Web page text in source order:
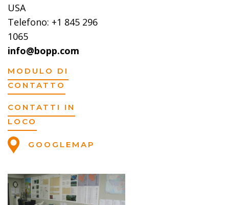
USA
Telefono: +1 845 296
1065
info@bopp.com
MODULO DI
CONTATTO
CONTATTI IN
LOCO
GOOGLEMAP